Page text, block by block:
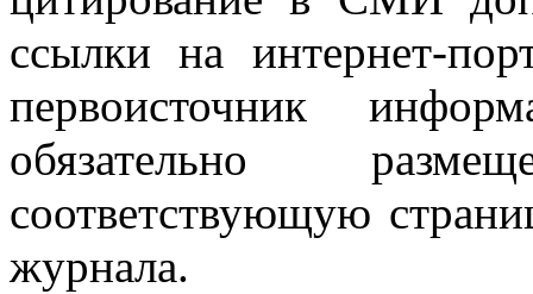
ссылки на интернет-
первоисточник
обязательно
соответствующую
журнала.